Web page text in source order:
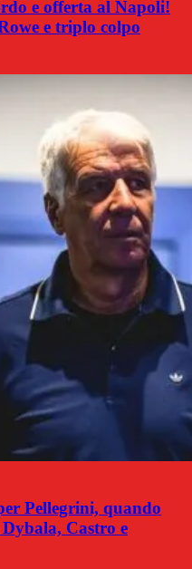
e offerta al Napoli!
e triplo colpo
Pellegrini, quando
Castro e